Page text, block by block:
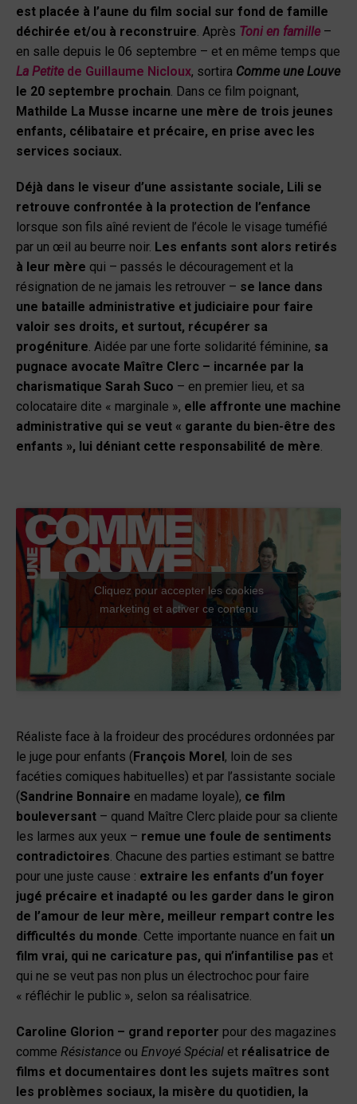
est placée à l’aune du film social sur fond de famille
déchirée et/ou à reconstruire . Après Toni en famille –
en salle depuis le 06 septembre – et en même temps que
La Petite de Guillaume Nicloux, sortira Comme une Louve
le 20 septembre prochain . Dans ce film poignant,
Mathilde La Musse incarne une mère de trois jeunes
enfants, célibataire et précaire, en prise avec les
services sociaux.
Déjà dans le viseur d’une assistante sociale, Lili se
retrouve confrontée à la protection de l’enfance
lorsque son fils aîné revient de l’école le visage tuméfié
par un œil au beurre noir. Les enfants sont alors retirés
à leur mère qui – passés le découragement et la
résignation de ne jamais les retrouver – se lance dans
une bataille administrative et judiciaire pour faire
valoir ses droits, et surtout, récupérer sa
progéniture . Aidée par une forte solidarité féminine, sa
pugnace avocate Maître Clerc – incarnée par la
charismatique Sarah Suco – en premier lieu, et sa
colocataire dite « marginale », elle affronte une machine
administrative qui se veut « garante du bien-être des
enfants », lui déniant cette responsabilité de mère
Cliquez pour accepter les cookies
marketing et activer ce contenu
Réaliste face à la froideur des procédures ordonnées par
le juge pour enfants ( François Morel , loin de ses
facéties comiques habituelles) et par l’assistante sociale
(Sandrine Bonnaire en madame loyale), ce film
bouleversant – quand Maître Clerc plaide pour sa cliente
les larmes aux yeux – remue une foule de sentiments
contradictoires. Chacune des parties estimant se battre
pour une juste cause : extraire les enfants d’un foyer
jugé précaire et inadapté ou les garder dans le giron
de l’amour de leur mère, meilleur rempart contre les
difficultés du monde. Cette importante nuance en fait un
film vrai, qui ne caricature pas, qui n’infantilise pas et
qui ne se veut pas non plus un électrochoc pour faire
« réfléchir le public », selon sa réalisatrice.
Caroline Glorion – grand reporter pour des magazines
comme Résistance ou Envoyé Spécial et réalisatrice de
films et documentaires dont les sujets maîtres sont
les problèmes sociaux, la misère du quotidien, la